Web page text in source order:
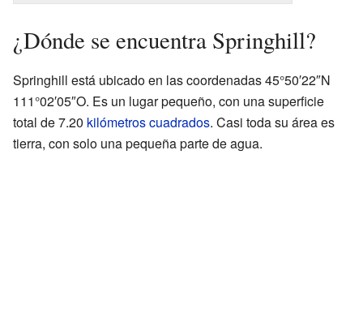
¿Dónde se encuentra Springhill?
Springhill está ubicado en las coordenadas 45°50′22″N
111°02′05″O. Es un lugar pequeño, con una superficie
total de 7.20 kilómetros cuadrados. Casi toda su área es
tierra, con solo una pequeña parte de agua.